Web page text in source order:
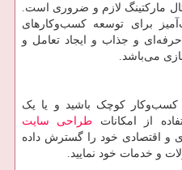
مارکتینگ لازم و ضروری است.
برای توسعه کسب‌وکارهای
و جذاب و ایجاد تعامل و
می‌باشد.
کوچک باشید و یا یک
از امکانات طراحی سایت
و اقتصادی خود را گسترش داده
و خدمات خود نمایید.